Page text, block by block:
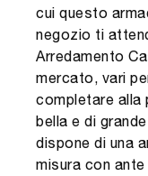
cui questo
negozio ti
Arredamento
mercato, vari
completare alla
bella e di
dispone di una
misura con